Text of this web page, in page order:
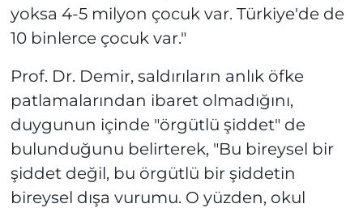
yoksa 4-5 milyon çocuk var. Türkiye'de de
10 binlerce çocuk var."
Prof. Dr. Demir, saldırıların anlık öfke
patlamalarından ibaret olmadığını,
duygunun içinde "örgütlü şiddet" de
bulunduğunu belirterek, "Bu bireysel bir
şiddet değil, bu örgütlü bir şiddetin
bireysel dışa vurumu. O yüzden, okul